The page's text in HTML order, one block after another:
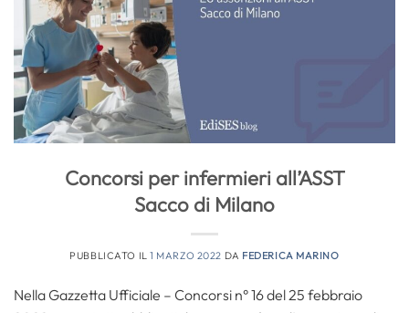
Concorsi per infermieri all’ASST
Sacco di Milano
PUBBLICATO IL1 MARZO 2022 DA FEDERICA MARINO
Nella Gazzetta Ufficiale – Concorsi n° 16 del 25 febbraio